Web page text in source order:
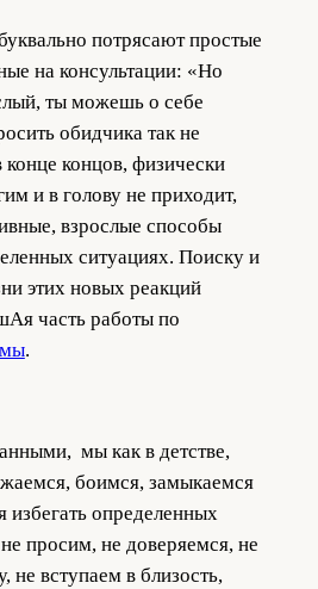
потрясают простые
на консультации: «Но
ты можешь о себе
обидчика так не
концов, физически
и в голову не приходит,
взрослые способы
ситуациях. Поиску и
этих новых реакций
часть работы по
.
мы как в детстве,
боимся, замыкаемся
избегать определенных
просим, не доверяемся, не
не вступаем в близость,